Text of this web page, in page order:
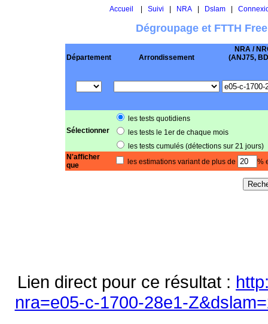
Accueil Suivi NRA| Dslam|
Dégroupage et FTTH
Département Arrondissement
NRA /
(ANJ75,
Sélectionner
les tests quotidiens
les tests le 1er de chaque mois
les tests cumulés (détections sur 21 jours)
N'afficher
que
les estimations variant de plus de %
Lien direct pour ce résultat :
nra=e05-c-1700-28e1-